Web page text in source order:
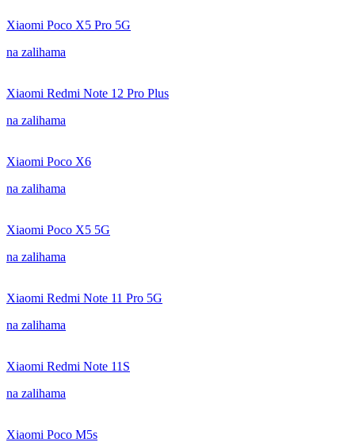
Xiaomi Poco X5 Pro 5G
na zalihama
Xiaomi Redmi Note 12 Pro Plus
na zalihama
Xiaomi Poco X6
na zalihama
Xiaomi Poco X5 5G
na zalihama
Xiaomi Redmi Note 11 Pro 5G
na zalihama
Xiaomi Redmi Note 11S
na zalihama
Xiaomi Poco M5s